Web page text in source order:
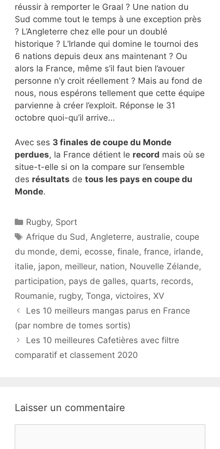
réussir à remporter le Graal ? Une nation du
Sud comme tout le temps à une exception près
? L’Angleterre chez elle pour un doublé
historique ? L’Irlande qui domine le tournoi des
6 nations depuis deux ans maintenant ? Ou
alors la France, même s’il faut bien l’avouer
personne n’y croit réellement ? Mais au fond de
nous, nous espérons tellement que cette équipe
parvienne à créer l’exploit. Réponse le 31
octobre quoi-qu’il arrive…
Avec ses 3 finales de coupe du Monde
perdues, la France détient le record mais où se
situe-t-elle si on la compare sur l’ensemble
des résultats de tous les pays en coupe du
Monde.
Catégories
Rugby, Sport
Étiquettes
Afrique du Sud,Angleterre, australie, coupe
du monde, demi, ecosse, finale, france, irlande,
italie, japon, meilleur, nation, Nouvelle Zélande,
participation, pays de galles, quarts, records,
Roumanie, rugby, Tonga, victoires, XV
Les 10 meilleurs mangas parus en France
(par nombre de tomes sortis)
Les 10 meilleures Cafetières avec filtre
comparatif et classement 2020
Laisser un commentaire